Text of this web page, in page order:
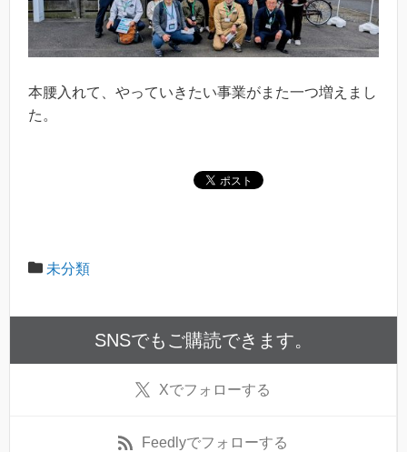
本腰入れて、やっていきたい事業がまた一つ増えまし
た。
未分類
SNSでもご購読できます。
Xでフォローする
Feedlyでフォローする